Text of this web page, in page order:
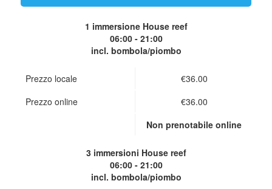
1 immersione House reef
06:00 - 21:00
incl. bombola/piombo
Prezzo locale
€36.00
Prezzo online
€36.00
Non prenotabile online
3 immersioni House reef
06:00 - 21:00
incl. bombola/piombo